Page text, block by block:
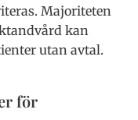
Majoriteten
kan
utan avtal.
för